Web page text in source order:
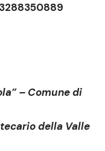
– Comune di
della Valle